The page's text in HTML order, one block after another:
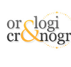
contenuto